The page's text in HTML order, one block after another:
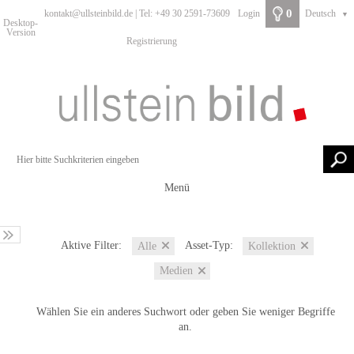
Desktop-
Version
kontakt@ullsteinbild.de | Tel: +49 30 2591-73609 Login
Registrierung
0 Deutsch ▼
Menü
Aktive Filter: Alle Asset-Typ: Kollektion
Medien
Wählen Sie ein anderes Suchwort oder geben Sie weniger Begriffe
an.